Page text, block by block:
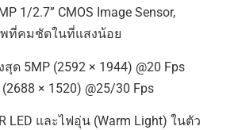
1/2.7” CMOS Image Sensor,
ที่คมชัดในที่แสงน้อย
ด 5MP (2592 × 1944) @20 Fps
× 1520) @25/30 Fps
LED และไฟอุ่น (Warm Light) ในตัว